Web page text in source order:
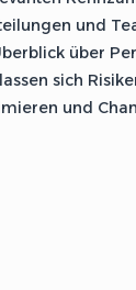
und
über
sich
und